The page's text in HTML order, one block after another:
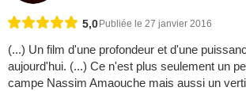
5,0Publiée le 27 janvier 2016
(...) Un film d'une profondeur et d'une
aujourd'hui. (...) Ce n'est plus seulement un
campe Nassim Amaouche mais aussi un